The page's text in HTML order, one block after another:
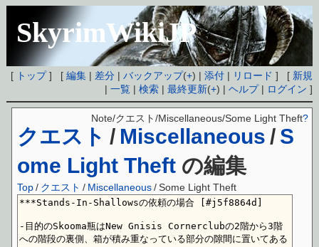
SkyrimWikiJP
[ トップ] [編集 | 差分 |バックアップ(+) |添付 | リロード ] [ 新規
|一覧 |検索 |最終更新(+) |ヘルプ| ログイン ]
クエスト / Miscellaneous / S
ome Light Theft の編集
Note/クエスト/Miscellaneous/Some Light Theft?
Top / クエスト / Miscellaneous/ Some Light Theft